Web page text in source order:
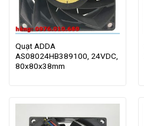
Quạt ADDA
AS08024HB389100, 24VDC,
80x80x38mm